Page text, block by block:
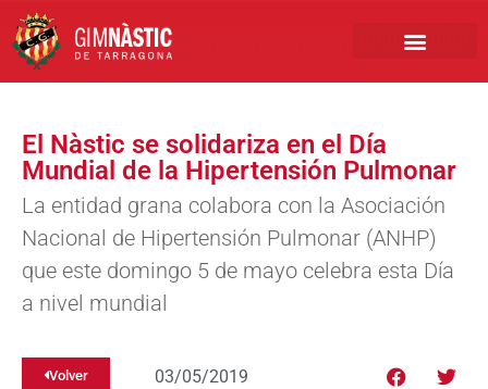
El Nàstic se solidariza en el Día
Mundial de la Hipertensión Pulmonar
La entidad grana colabora con la Asociación
Nacional de Hipertensión Pulmonar (ANHP)
que este domingo 5 de mayo celebra esta Día
a nivel mundial
Volver 03/05/2019